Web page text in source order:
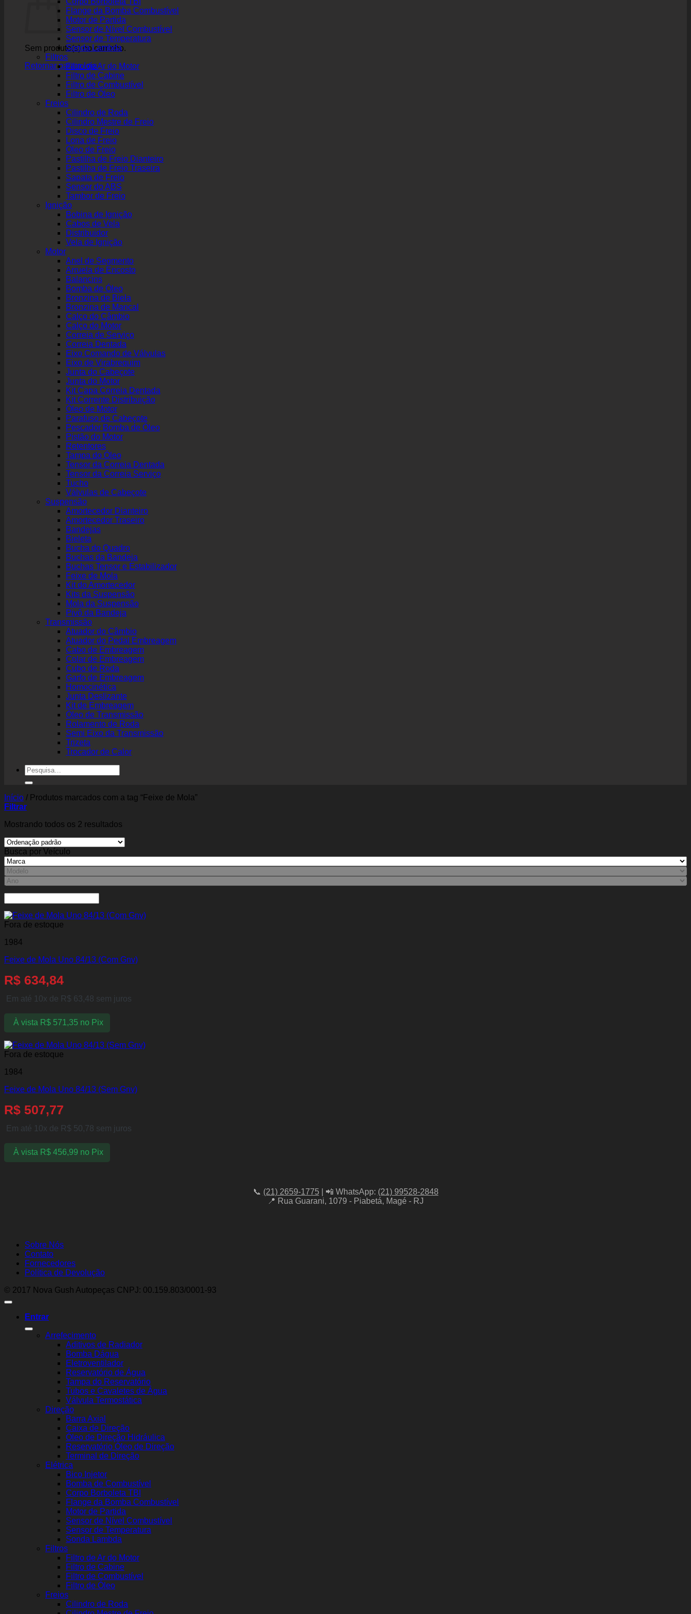
Sem produto(s) no carrinho.
Retornar para a loja
Flange da Bomba Combustível
Motor de Partida
Sensor de Nível Combustível
Sensor de Temperatura
Sonda Lambda
Filtros
Filtro de Ar do Motor
Filtro de Cabine
Filtro de Combustível
Filtro de Óleo
Freios
Cilindro de Roda
Cilindro Mestre de Freio
Disco de Freio
Lona de Freio
Óleo de Freio
Pastilha de Freio Dianteiro
Pastilha de Freio Traseira
Sapata de Freio
Sensor do ABS
Tambor de Freio
Ignição
Bobina de Ignição
Cabos de Vela
Distribuidor
Vela de Ignição
Motor
Anel de Segmento
Arruela de Encosto
Balancins
Bomba de Óleo
Bronzina de Biela
Bronzina de Mancal
Calço do Câmbio
Calço do Motor
Correia de Serviço
Correia Dentada
Eixo Comando de Válvulas
Eixo de Virabrequim
Junta do Cabeçote
Junta do Motor
Kit Capa Correia Dentada
Kit Corrente Distribuição
Óleo de Motor
Parafuso de Cabeçote
Pescador Bomba de Óleo
Pistão do Motor
Retentores
Tampa do Óleo
Tensor da Correia Dentada
Tensor da Correia Serviço
Tucho
Válvulas de Cabeçote
Suspensão
Amortecedor Dianteiro
Amortecedor Traseiro
Bandejas
Bieleta
Bucha do Quadro
Buchas da Bandeja
Buchas Tensor e Estabilizador
Feixe de Mola
Kit do Amortecedor
Kits da Suspensão
Mola da Suspensão
Pivô da Bandeja
Transmissão
Atuador do Câmbio
Atuador do Pedal Embreagem
Cabo de Embreagem
Colar de Embreagem
Cubo de Roda
Garfo de Embreagem
Homocinética
Junta Deslizante
Kit de Embreagem
Óleo de Transmissão
Rolamento de Roda
Semi Eixo da Transmissão
Trizeta
Trocador de Calor
Pesquisar
por:
Início / Produtos marcados com a tag “Feixe de Mola”
Filtrar
Mostrando todos os 2 resultados
Busca por Veículo
Fora de estoque
1984
Feixe de Mola Uno 84/13 (Com Gnv)
R$ 634,84
Em até 10x de R$ 63,48 sem juros
À vista R$571,35 no Pix
Fora de estoque
1984
Feixe de Mola Uno 84/13 (Sem Gnv)
R$ 507,77
Em até 10x de R$ 50,78 sem juros
À vista R$456,99 no Pix
📞 (21) 2659-1775| 📲 WhatsApp: (21) 99528-2848
📍 Rua Guarani, 1079 - Piabetá, Magé - RJ
Sobre Nós
Contato
Fornecedores
Política de Devolução
© 2017 Nova Gush Autopeças CNPJ: 00.159.803/0001-93
Entrar
Arrefecimento
Aditivos de Radiador
Bomba Dágua
Eletroventilador
Reservatório de Água
Tampa do Reservatório
Tubos e Cavaletes de Água
Válvula Termostática
Direção
Barra Axial
Caixa de Direção
Óleo de Direção Hidráulica
Reservatório Óleo de Direção
Terminal de Direção
Elétrica
Bico Injetor
Bomba de Combustível
Corpo Borboleta TBI
Flange da Bomba Combustível
Motor de Partida
Sensor de Nível Combustível
Sensor de Temperatura
Sonda Lambda
Filtros
Filtro de Ar do Motor
Filtro de Cabine
Filtro de Combustível
Filtro de Óleo
Freios
Cilindro de Roda